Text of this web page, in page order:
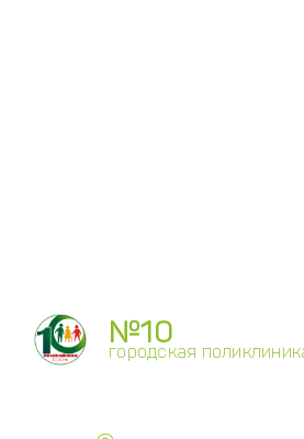
№10
городская